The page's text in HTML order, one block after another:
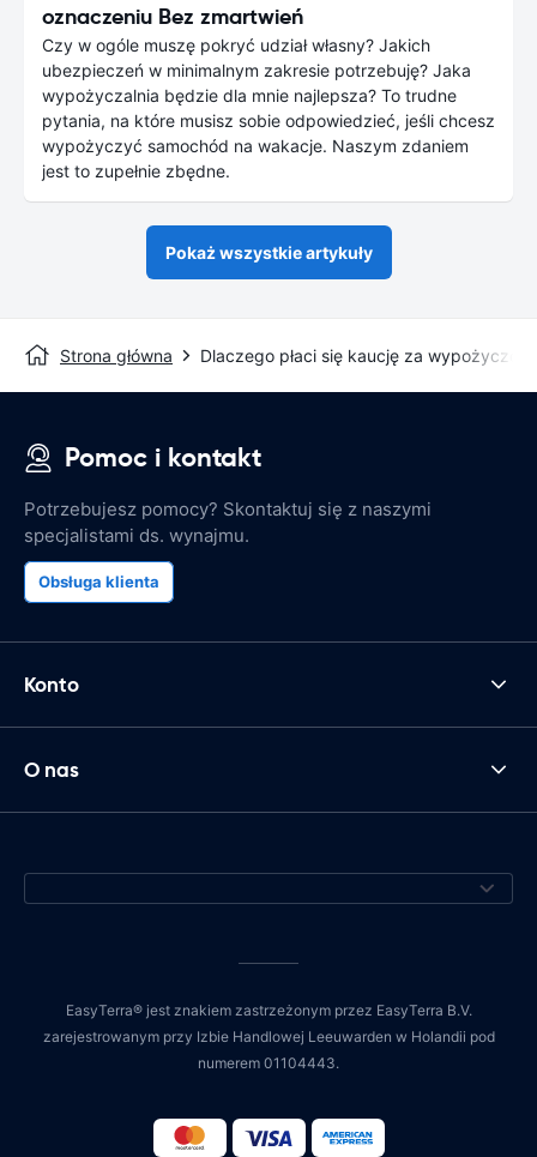
oznaczeniu Bez zmartwień
Czy w ogóle muszę pokryć udział własny? Jakich
ubezpieczeń w minimalnym zakresie potrzebuję? Jaka
wypożyczalnia będzie dla mnie najlepsza? To trudne
pytania, na które musisz sobie odpowiedzieć, jeśli chcesz
wypożyczyć samochód na wakacje. Naszym zdaniem
jest to zupełnie zbędne.
Pokaż wszystkie artykuły
Strona główna Dlaczego płaci się kaucję za
Pomoc i kontakt
Potrzebujesz pomocy? Skontaktuj się z naszymi
specjalistami ds. wynajmu.
Obsługa klienta
Konto
O nas
EasyTerra® jest znakiem zastrzeżonym przez EasyTerra B.V.
zarejestrowanym przy Izbie Handlowej Leeuwarden w Holandii pod
numerem 01104443.